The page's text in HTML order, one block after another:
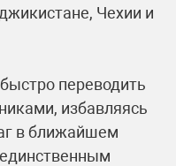
Чехии и
переводить
избавляясь
в ближайшем